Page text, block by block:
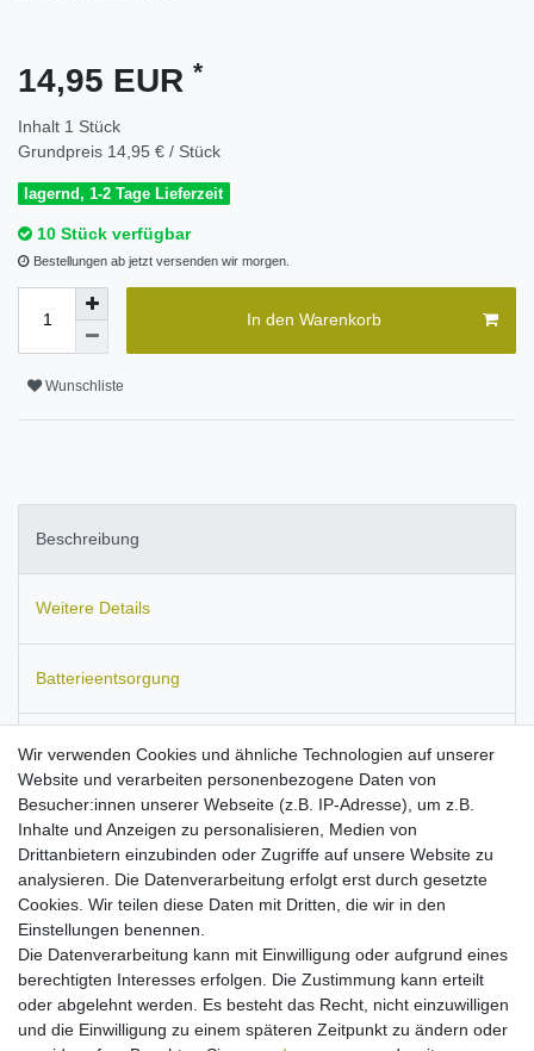
14,95 EUR *
Inhalt 1 Stück
Grundpreis 14,95 € / Stück
lagernd, 1-2 Tage Lieferzeit
10 Stück verfügbar
Bestellungen ab jetzt versenden wir morgen.
In den Warenkorb
Wunschliste
Beschreibung
Weitere Details
Batterieentsorgung
Informationen zur Produktsicherheit
Passend für LogitechG533, G933, Harmony 665, Harmony
950, Harmony Elite, Harmony One Ultimate.nVidiaShield TV.
RazerSeiren Elite, Seiren Mini, Seiren X.
kompaktes Reise-Ladegerät mit flexibler
Eingangsspannung
Micro-USB-Anschluss
Input: 100-250V
Ausgangsleistung: 5V/2A
Wir verwenden Cookies und ähnliche Technologien auf unserer
Website und verarbeiten personenbezogene Daten von
Besucher:innen unserer Webseite (z.B. IP-Adresse), um z.B.
Inhalte und Anzeigen zu personalisieren, Medien von
Drittanbietern einzubinden oder Zugriffe auf unsere Website zu
analysieren. Die Datenverarbeitung erfolgt erst durch gesetzte
Cookies. Wir teilen diese Daten mit Dritten, die wir in den
Einstellungen benennen.
Die Datenverarbeitung kann mit Einwilligung oder aufgrund eines
berechtigten Interesses erfolgen. Die Zustimmung kann erteilt
oder abgelehnt werden. Es besteht das Recht, nicht einzuwilligen
und die Einwilligung zu einem späteren Zeitpunkt zu ändern oder